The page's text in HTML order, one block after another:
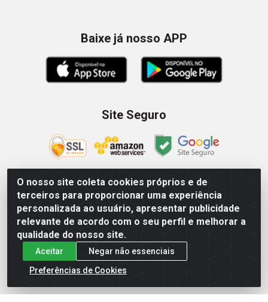
O nosso site coleta cookies próprios e de
terceiros para proporcionar uma experiência
personalizada ao usuário, apresentar publicidade
relevante de acordo com o seu perfil e melhorar a
qualidade do nosso site.
Aceitar
Negar não essenciais
Preferências de Cookies
Baixe já nosso APP
Site Seguro
Zein Importação e Comércio LTDA - Av. Senador Queiróz, 274
- 12º e 13º andar - Centro, São Paulo/SP – CNPJ
09.023.754/0006-46